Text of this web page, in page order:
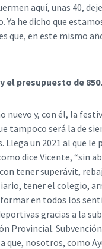
aquí, unas 40,
Ya he dicho que
que, en este mismo
el presupuesto de
nuevo y, con él, la
tampoco será la de
Llega un 2021 al que le
dice Vicente, “sin
tener superávit,
tener el colegio,
en todos los
gracias a la
Provincial. Subvención
que, nosotros, como